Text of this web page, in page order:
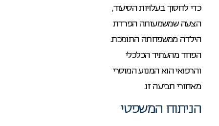
כדי לחסוך בעלויות הסיעוד,
הצעה שמשמעותה הפרדת
הילדה ממשפחתה התומכת.
הפחד מהעתיד הכלכלי
והרפואי הוא המנוע המוסרי
מאחורי תביעה זו.
הניתוח המשפטי